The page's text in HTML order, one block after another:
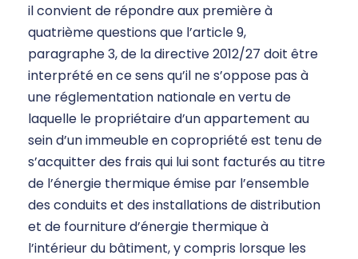
il convient de répondre aux première à
quatrième questions que l’article 9,
paragraphe 3, de la directive 2012/27 doit être
interprété en ce sens qu’il ne s’oppose pas à
une réglementation nationale en vertu de
laquelle le propriétaire d’un appartement au
sein d’un immeuble en copropriété est tenu de
s’acquitter des frais qui lui sont facturés au titre
de l’énergie thermique émise par l’ensemble
des conduits et des installations de distribution
et de fourniture d’énergie thermique à
l’intérieur du bâtiment, y compris lorsque les